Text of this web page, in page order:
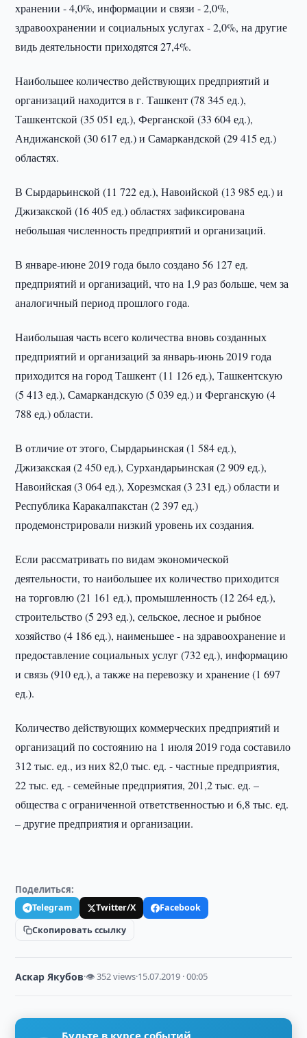
хранении - 4,0%, информации и связи - 2,0%,
здравоохранении и социальных услугах - 2,0%, на другие
видь деятельности приходятся 27,4%.
Наибольшее количество действующих предприятий и
организаций находится в г. Ташкент (78 345 ед.),
Ташкентской (35 051 ед.), Ферганской (33 604 ед.),
Андижанской (30 617 ед.) и Самаркандской (29 415 ед.)
областях.
В Сырдарьинской (11 722 ед.), Навоийской (13 985 ед.) и
Джизакской (16 405 ед.) областях зафиксирована
небольшая численность предприятий и организаций.
В январе-июне 2019 года было создано 56 127 ед.
предприятий и организаций, что на 1,9 раз больше, чем за
аналогичный период прошлого года.
Наибольшая часть всего количества вновь созданных
предприятий и организаций за январь-июнь 2019 года
приходится на город Ташкент (11 126 ед.), Ташкентскую
(5 413 ед.), Самаркандскую (5 039 ед.) и Ферганскую (4
788 ед.) области.
В отличие от этого, Сырдарьинская (1 584 ед.),
Джизакская (2 450 ед.), Сурхандарьинская (2 909 ед.),
Навоийская (3 064 ед.), Хорезмская (3 231 ед.) области и
Республика Каракалпакстан (2 397 ед.)
продемонстрировали низкий уровень их создания.
Если рассматривать по видам экономической
деятельности, то наибольшее их количество приходится
на торговлю (21 161 ед.), промышленность (12 264 ед.),
строительство (5 293 ед.), сельское, лесное и рыбное
хозяйство (4 186 ед.), наименьшее - на здравоохранение и
предоставление социальных услуг (732 ед.), информацию
и связь (910 ед.), а также на перевозку и хранение (1 697
ед.).
Количество действующих коммерческих предприятий и
организаций по состоянию на 1 июля 2019 года составило
312 тыс. ед., из них 82,0 тыс. ед. - частные предприятия,
22 тыс. ед. - семейные предприятия, 201,2 тыс. ед. –
общества с ограниченной ответственностью и 6,8 тыс. ед.
– другие предприятия и организации.
Поделиться:
Telegram Twitter/X
Facebook
Скопировать ссылку
Аскар Якубов·👁 352 views·15.07.2019 · 00:05
Будьте в курсе событий